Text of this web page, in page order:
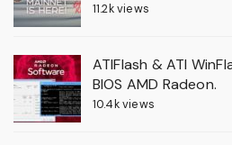
11.2k views
ATIFlash & ATI
BIOS AMD Radeon.
10.4k views